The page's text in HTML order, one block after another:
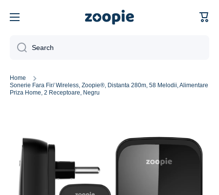
Skip to content
Cart
Search
Home
Sonerie Fara Fir/ Wireless, Zoopie®, Distanta 280m, 58 Melodii, Alimentare
Priza Home, 2 Receptoare, Negru